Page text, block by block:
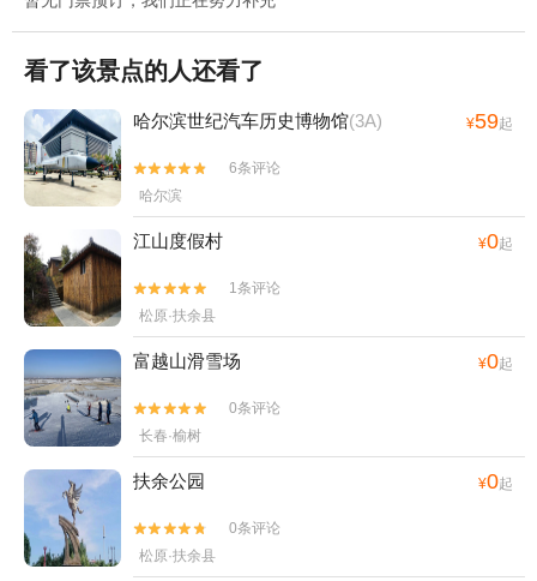
看了该景点的人还看了
哈尔滨世纪汽车历史博物馆(3A) ¥59起


6条评论
哈尔滨
江山度假村 ¥0起


1条评论
松原·扶余县
富越山滑雪场 ¥0起


0条评论
长春·榆树
扶余公园 ¥0起


0条评论
松原·扶余县